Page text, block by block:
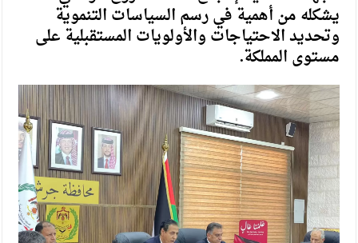
يشكله من أهمية في رسم السياسات التنموية
وتحديد الاحتياجات والأولويات المستقبلية على
مستوى المملكة.